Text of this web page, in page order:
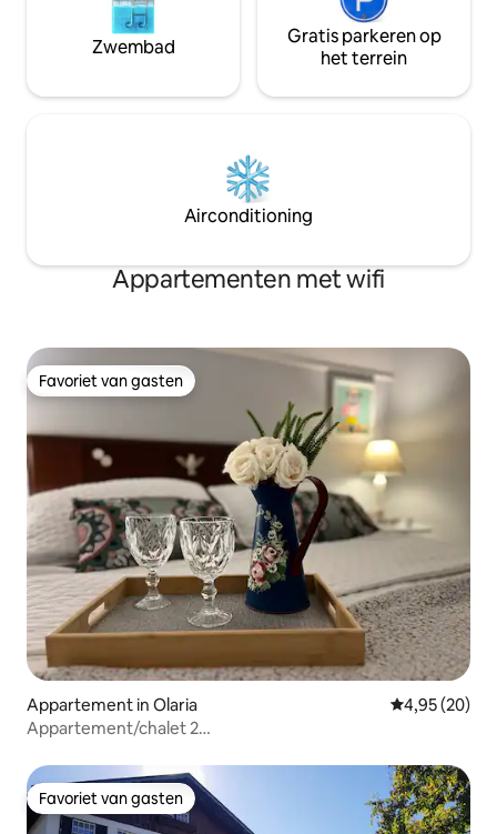
Zwembad
Gratis parkeren op
het terrein
Airconditioning
Appartementen met wifi
Favoriet van gasten
Favoriet van gasten
Appartement in Olaria Gemiddelde
4,95 (20)
Appartement/chalet 2
Favoriet van gasten
Favoriet van gasten